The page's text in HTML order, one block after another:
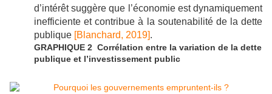
d’intérêt suggère que l’économie est dynamiquement
inefficiente et contribue à la soutenabilité de la dette
publique [Blanchard, 2019].
GRAPHIQUE 2 Corrélation entre la variation de la dette
publique et l’investissement public